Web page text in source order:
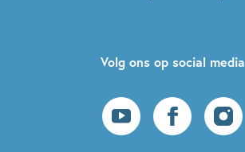
Volg ons op social media